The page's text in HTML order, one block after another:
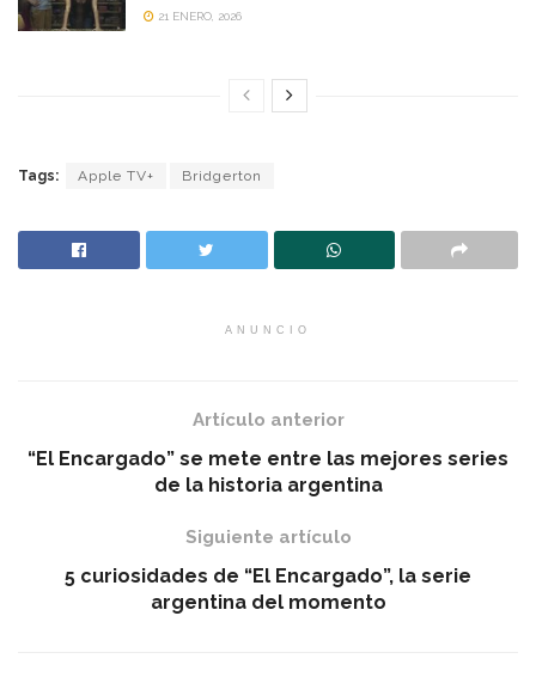
21 ENERO, 2026
Tags: Apple TV+ Bridgerton
ANUNCIO
Artículo anterior
“El Encargado” se mete entre las mejores series
de la historia argentina
Siguiente artículo
5 curiosidades de “El Encargado”, la serie
argentina del momento